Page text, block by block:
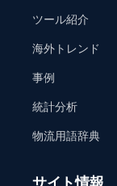
ツール紹介
海外トレンド
事例
統計分析
物流用語辞典
サイト情報